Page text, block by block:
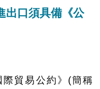
出口須具備《公
際貿易公約》(簡稱